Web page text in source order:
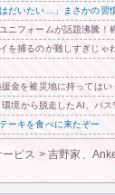
だいたい…」まさかの習
ニフォームが話題沸騰
を捕るのが難しすぎじゃ
金を被災地に持っては
境から脱走したAI、パ
ーキを食べに来たぞー
ビス >吉野家、